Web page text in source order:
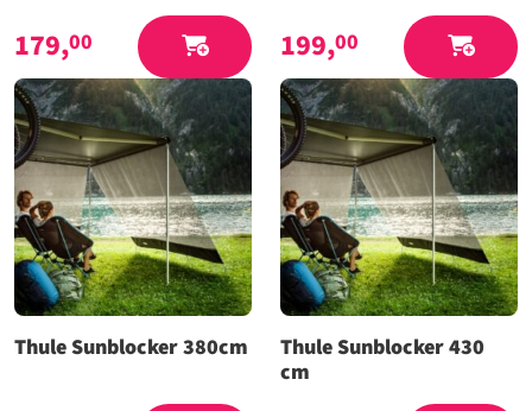
179,00 199,00
Thule Sunblocker 380cm
Thule Sunblocker 430
cm